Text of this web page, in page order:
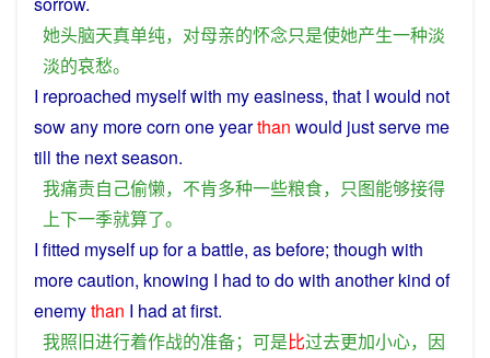
她头脑天真单纯， 对母亲的怀念只是使她产生一种淡
淡的哀愁。
I reproached myselfwith myeasiness, that I would not
sowany morecorn oneyearthan would justserve me
till the nextseason.
我痛责自己偷懒， 不肯多种一些粮食， 只图能够接得
上下一季就算了。
I fitted myselfup forabattle, asbefore; though with
morecaution, knowing I had todo with anotherkind of
enemythan I had atfirst.
我照旧进行着作战的准备； 可是比过去更加小心， 因